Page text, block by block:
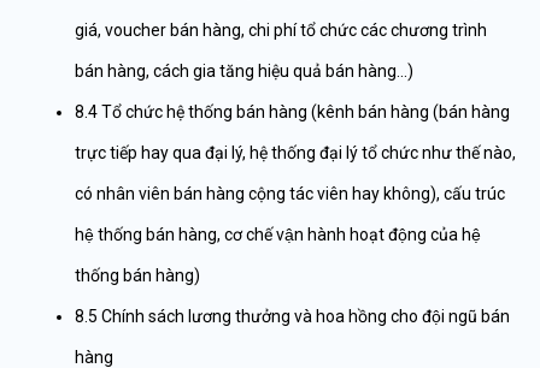
giá, voucher bán hàng, chi phí tổ chức các chương trình
bán hàng, cách gia tăng hiệu quả bán hàng…)
8.4 Tổ chức hệ thống bán hàng (kênh bán hàng (bán hàng
trực tiếp hay qua đại lý, hệ thống đại lý tổ chức như thế nào,
có nhân viên bán hàng cộng tác viên hay không), cấu trúc
hệ thống bán hàng, cơ chế vận hành hoạt động của hệ
thống bán hàng)
8.5 Chính sách lương thưởng và hoa hồng cho đội ngũ bán
hàng